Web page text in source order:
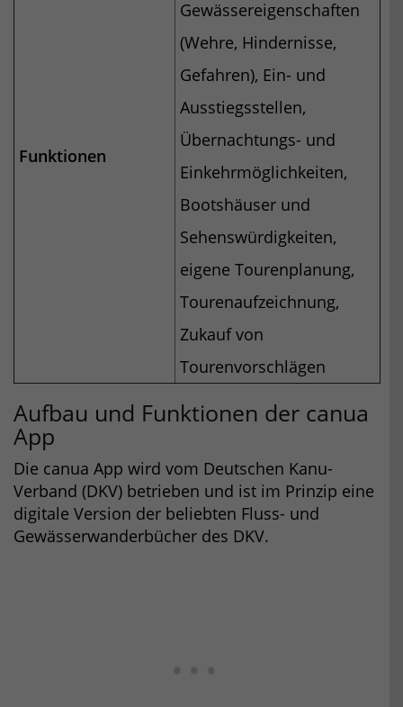
Funktionen
Gewässereigenschaften
(Wehre, Hindernisse,
Gefahren), Ein- und
Ausstiegsstellen,
Übernachtungs- und
Einkehrmöglichkeiten,
Bootshäuser und
Sehenswürdigkeiten,
eigene Tourenplanung,
Tourenaufzeichnung,
Zukauf von
Tourenvorschlägen
Aufbau und Funktionen der canua
App
Die canua App wird vom Deutschen Kanu-
Verband (DKV) betrieben und ist im Prinzip eine
digitale Version der beliebten Fluss- und
Gewässerwanderbücher des DKV.